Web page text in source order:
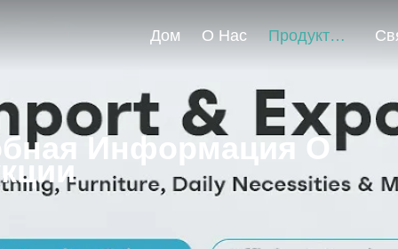
Дом О Нас Продукты
Информация О